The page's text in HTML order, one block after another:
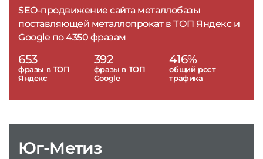
SEO-продвижение сайта металлобазы
поставляющей металлопрокат в ТОП Яндекс и
Google по 4350 фразам
653
фразы в ТОП
Яндекс
392
фразы в ТОП
Google
416%
общий рост
трафика
Юг-Метиз